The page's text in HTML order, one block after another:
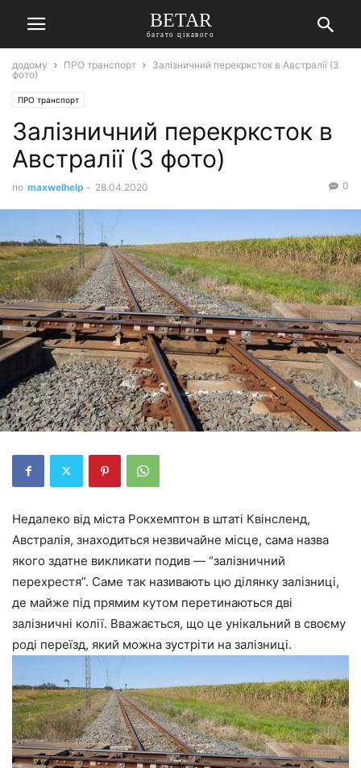
BETAR
багато цікавого
додому ПРО транспорт
Залізничний перекрксток в Австралії (3
фото)
ПРО транспорт
Залізничний перекрксток в
Австралії (3 фото)
по maxwelhelp - 28.04.2020 0
Недалеко від міста Рокхемптон в штаті Квінсленд,
Австралія, знаходиться незвичайне місце, сама назва
якого здатне викликати подив — “залізничний
перехрестя”. Саме так називають цю ділянку залізниці,
де майже під прямим кутом перетинаються дві
залізничні колії. Вважається, що це унікальний в своєму
роді переїзд, який можна зустріти на залізниці.